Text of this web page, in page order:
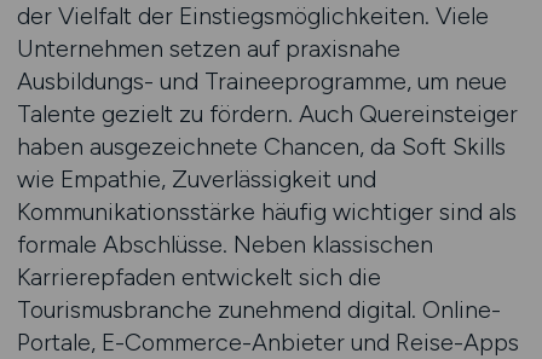
der Vielfalt der Einstiegsmöglichkeiten. Viele
Unternehmen setzen auf praxisnahe
Ausbildungs- und Traineeprogramme, um neue
Talente gezielt zu fördern. Auch Quereinsteiger
haben ausgezeichnete Chancen, da Soft Skills
wie Empathie, Zuverlässigkeit und
Kommunikationsstärke häufig wichtiger sind als
formale Abschlüsse. Neben klassischen
Karrierepfaden entwickelt sich die
Tourismusbranche zunehmend digital. Online-
Portale, E-Commerce-Anbieter und Reise-Apps